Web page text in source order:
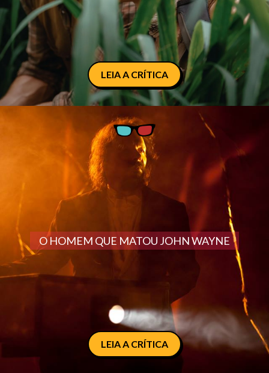
LEIA A CRÍTICA
O HOMEM QUE MATOU JOHN WAYNE
LEIA A CRÍTICA